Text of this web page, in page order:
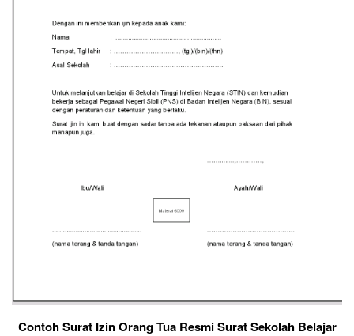
Contoh Surat Izin Orang Tua Resmi Surat Sekolah Belajar